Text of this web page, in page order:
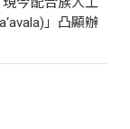
」凸顯辦